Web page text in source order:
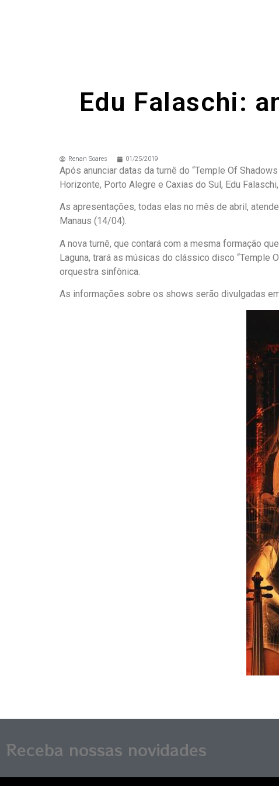
Edu Falaschi:
Renan Soares 01/25/2019
Após anunciar datas da turnê do “Temple Of
Horizonte, Porto Alegre e Caxias do Sul, Edu
As apresentações, todas elas no mês de abril,
Manaus (14/04).
A nova turnê, que contará com a mesma formação
Laguna, trará as músicas do clássico disco “Temple
orquestra sinfônica.
As informações sobre os shows serão divulgadas
Receba nossas novidades